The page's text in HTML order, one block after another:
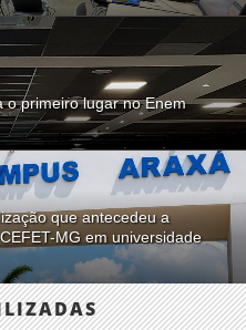
o primeiro lugar no Enem
que antecedeu a
MG em universidade